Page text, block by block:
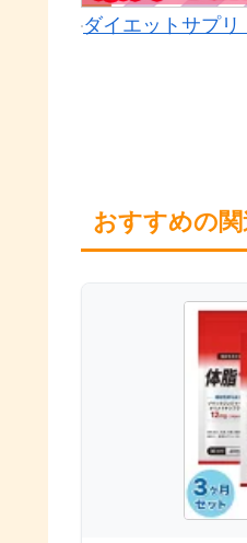
ダイエットサプ
おすすめの